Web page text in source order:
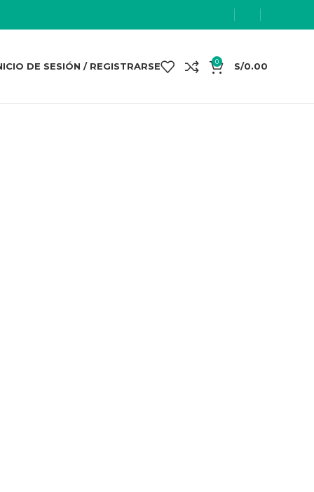
DE SESIÓN / REGISTRARSE 0 S/0.00